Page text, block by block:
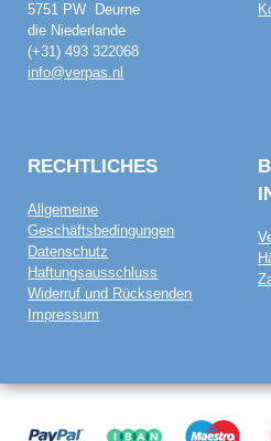
5751 PW Deurne
die Niederlande
(+31) 493 322068
info@verpas.nl
RECHTLICHES
Allgemeine
Geschäftsbedingungen
Datenschutz
Haftungsausschluss
Widerruf und Rücksenden
Impressum